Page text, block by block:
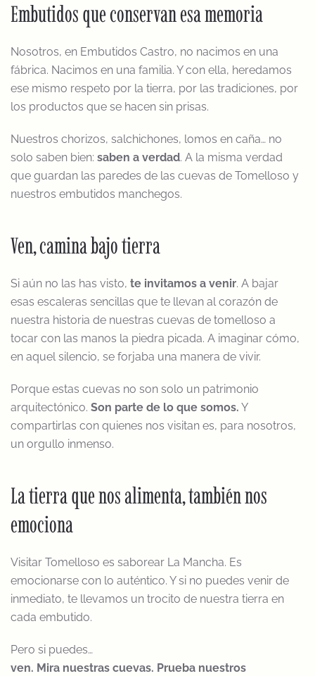
Embutidos que conservan esa memoria
Nosotros, en Embutidos Castro, no nacimos en una
fábrica. Nacimos en una familia. Y con ella, heredamos
ese mismo respeto por la tierra, por las tradiciones, por
los productos que se hacen sin prisas.
Nuestros chorizos, salchichones, lomos en caña… no
solo saben bien: saben a verdad. A la misma verdad
que guardan las paredes de las cuevas de Tomelloso y
nuestros embutidos manchegos.
Ven, camina bajo tierra
Si aún no las has visto, te invitamos a venir. A bajar
esas escaleras sencillas que te llevan al corazón de
nuestra historia de nuestras cuevas de tomelloso a
tocar con las manos la piedra picada. A imaginar cómo,
en aquel silencio, se forjaba una manera de vivir.
Porque estas cuevas no son solo un patrimonio
arquitectónico. Son parte de lo que somos. Y
compartirlas con quienes nos visitan es, para nosotros,
un orgullo inmenso.
La tierra que nos alimenta, también nos
emociona
Visitar Tomelloso es saborear La Mancha. Es
emocionarse con lo auténtico. Y si no puedes venir de
inmediato, te llevamos un trocito de nuestra tierra en
cada embutido.
Pero si puedes…
ven. Mira nuestras cuevas. Prueba nuestros